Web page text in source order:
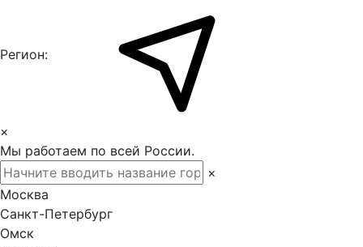
Регион:
×
Мы работаем по всей России.
×
Москва
Санкт-Петербург
Омск